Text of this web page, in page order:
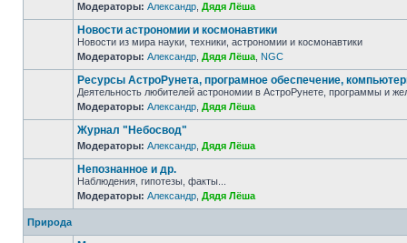
Модераторы: Александр Дядя Лёша
Новости астрономии и космонавтики
Новости из мира науки, техники, астрономии и космонавтики
Модераторы: Александр Дядя Лёша NGC
Ресурсы АстроРунета, програмное обеспечение,
Деятельность любителей астрономии в АстроРунете, программы и
Модераторы: Александр Дядя Лёша
Журнал "Небосвод"
Модераторы: Александр Дядя Лёша
Непознанное и др.
Наблюдения, гипотезы, факты...
Модераторы: Александр Дядя Лёша
Природа